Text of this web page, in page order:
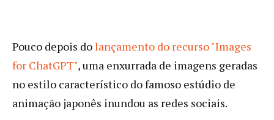
Pouco depois dolançamento do recurso "Images
for ChatGPT", uma enxurrada de imagens geradas
no estilo característico do famoso estúdio de
animação japonês inundou as redes sociais.